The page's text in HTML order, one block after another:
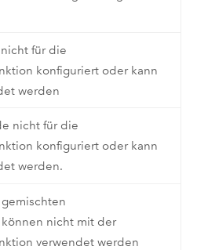
für die
konfiguriert oder kann
werden
nicht für die
konfiguriert oder kann
werden.
nicht mit der
verwendet werden